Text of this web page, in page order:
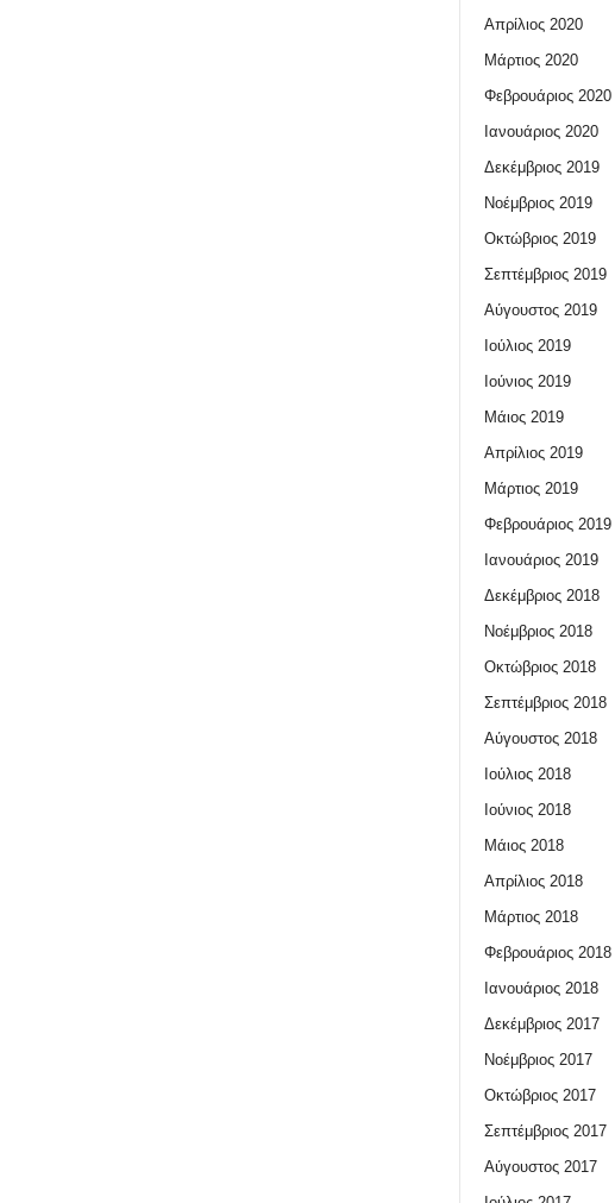
Απρίλιος 2020
Μάρτιος 2020
Φεβρουάριος 2020
Ιανουάριος 2020
Δεκέμβριος 2019
Νοέμβριος 2019
Οκτώβριος 2019
Σεπτέμβριος 2019
Αύγουστος 2019
Ιούλιος 2019
Ιούνιος 2019
Μάιος 2019
Απρίλιος 2019
Μάρτιος 2019
Φεβρουάριος 2019
Ιανουάριος 2019
Δεκέμβριος 2018
Νοέμβριος 2018
Οκτώβριος 2018
Σεπτέμβριος 2018
Αύγουστος 2018
Ιούλιος 2018
Ιούνιος 2018
Μάιος 2018
Απρίλιος 2018
Μάρτιος 2018
Φεβρουάριος 2018
Ιανουάριος 2018
Δεκέμβριος 2017
Νοέμβριος 2017
Οκτώβριος 2017
Σεπτέμβριος 2017
Αύγουστος 2017